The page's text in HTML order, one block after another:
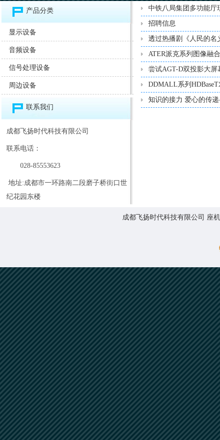
产品分类
显示设备
音频设备
信号处理设备
周边设备
联系我们
成都飞扬时代科技有限公司
联系电话：
028-85553623
地址:成都市一环路南二段磨子桥街口世
纪花园东楼
中铁八局集团多功能厅
招聘信息
透过热播剧《人民的名
ATER派克系列图像融
尝试AGT-D双投影大屏
DDMALL系列
知识的接力 爱心的传
成都飞扬时代科技有限公司 座